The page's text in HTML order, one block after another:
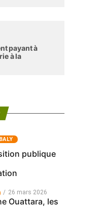
payant à
à la
publique
26 mars 2026
Ouattara, les